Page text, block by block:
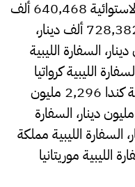
مليون دينار، السفارة الليبية غينيا الاستوائية 640,468 ألف
دينار، السفارة الليبية غينيا بيساو 728,382 ألف دينار،
قطر 1,429 مليون دينار، السفارة الليبية
دينار، السفارة الليبية كرواتيا
1,842 مليون دينار، السفارة الليبية كندا 2,296 مليون
دينار، السفارة الليبية كينيا 1,040 مليون دينار، السفارة
ألف دينار، السفارة الليبية مملكة
السفارة الليبية موريتانيا